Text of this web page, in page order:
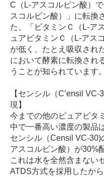
C（L-アスコルビン酸）
スコルビン酸）」に転換
た、「ビタミンＣ（L-ア
ュアビタミンＣ（L-アス
が低く、たとえ吸収され
において酵素に転換され
うことが知られています。
【センシル（C’ensil
現】
今までの他のピュアビタ
中で一番高い濃度の製品
センシル（Censil VC-
アスコルビン酸）が30%
これは水を全然含まない
ATDS方式を採用したか